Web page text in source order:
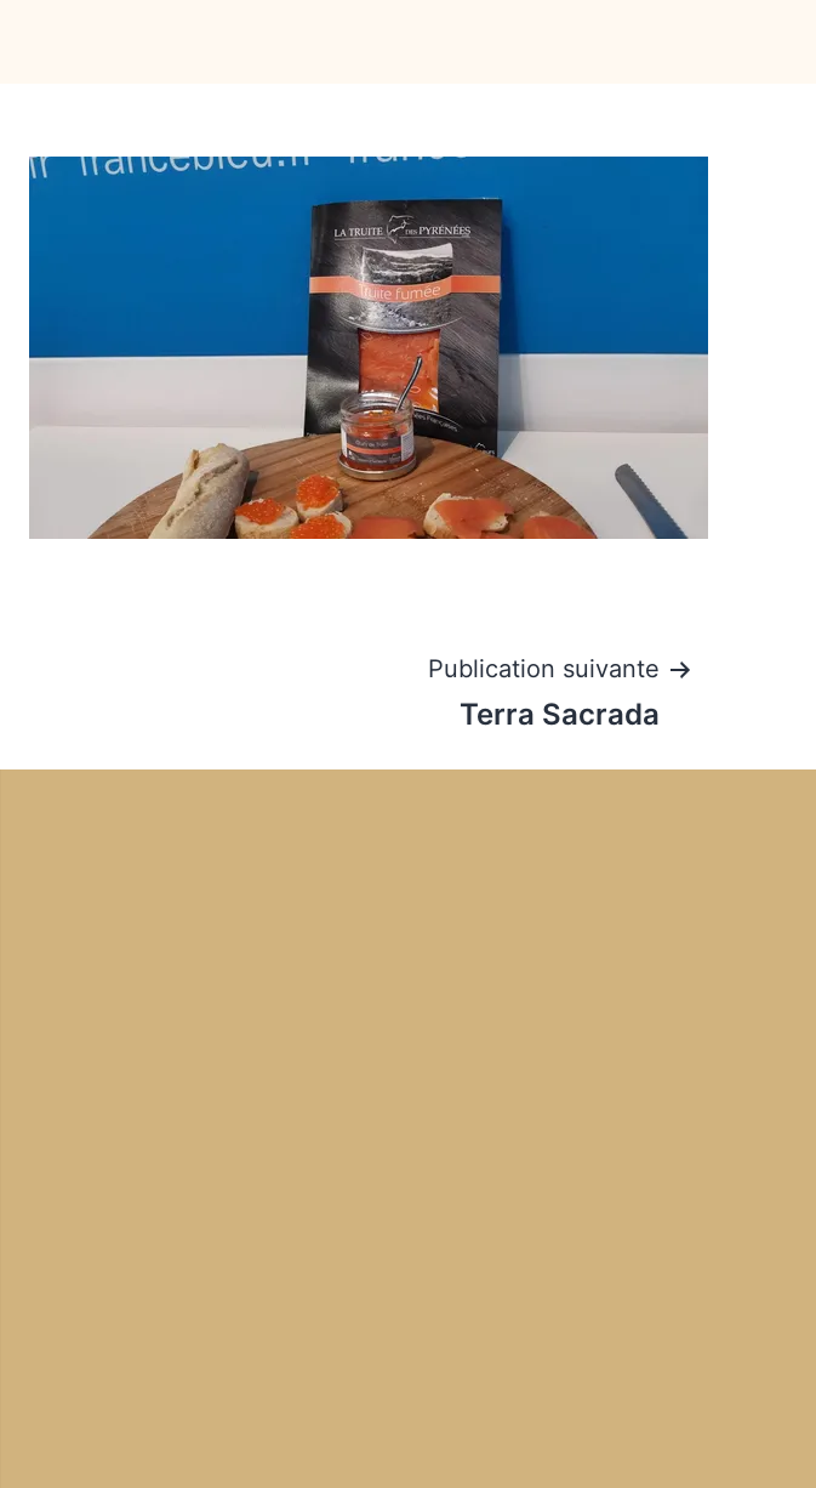
Publication suivante
Terra Sacrada